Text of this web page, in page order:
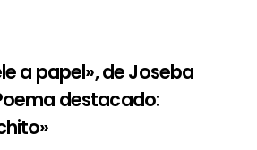
a papel», de Joseba
destacado: